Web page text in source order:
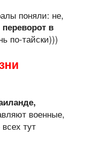
поняли: не,
в
по-тайски)))
военные,
тут